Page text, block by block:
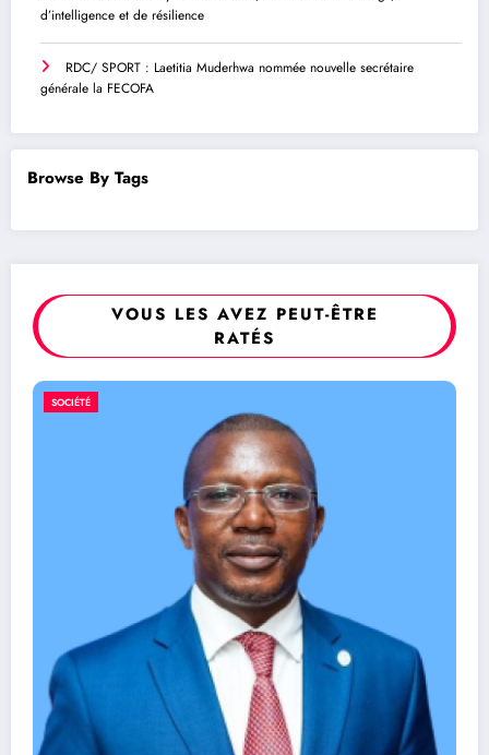
d’intelligence et de résilience
RDC/ SPORT : Laetitia Muderhwa nommée nouvelle secrétaire
générale la FECOFA
Browse By Tags
VOUS LES AVEZ PEUT-ÊTRE
RATÉS
nouvelle secrétaire
7 août 2026